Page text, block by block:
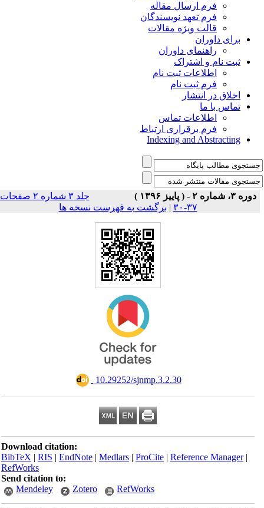
فرم ارسال مقاله
فرم تعهد نویسندگان
قالب ویژه مقالات
برای داوران
راهنمای داوران
ثبت نام و اشتراک
اطلاعات ثبت نام
فرم ثبت نام
اخلاق در انتشار
تماس با ما
اطلاعات تماس
فرم برقراری ارتباط
Indexing and Abstracting
دوره ۳، شماره ۲ - ( پاییز ۱۳۹۶ )
جلد ۳ شماره ۲ صفحات
۳۷-۳۰
|برگشت به فهرست نسخه ها
‎ 10.29252/sjnmp.3.2.30
Download citation:
BibTeX|RIS|EndNote|Medlars|ProCite|Reference Manager
RefWorks
Send citation to:
Mendeley
Zotero RefWorks